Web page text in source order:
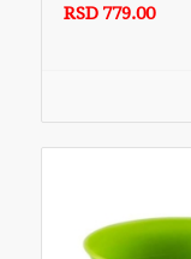
RSD 779.00